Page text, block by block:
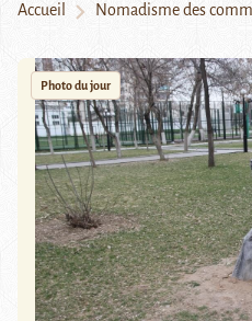
Accueil Nomadisme des
Photo du jour